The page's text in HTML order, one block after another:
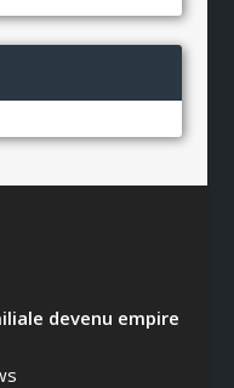
devenu empire